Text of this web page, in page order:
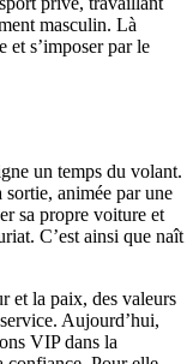
masculin. Là
et s’imposer par le
un temps du volant.
animée par une
sa propre voiture et
C’est ainsi que naît
et la paix, des valeurs
Aujourd’hui,
VIP dans la